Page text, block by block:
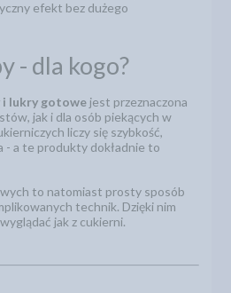
efekt bez dużego
- dla kogo?
i lukry gotowe jest przeznaczona
jak i dla osób piekących w
liczy się szybkość,
- a te produkty dokładnie to
to natomiast prosty sposób
technik. Dzięki nim
jak z cukierni.